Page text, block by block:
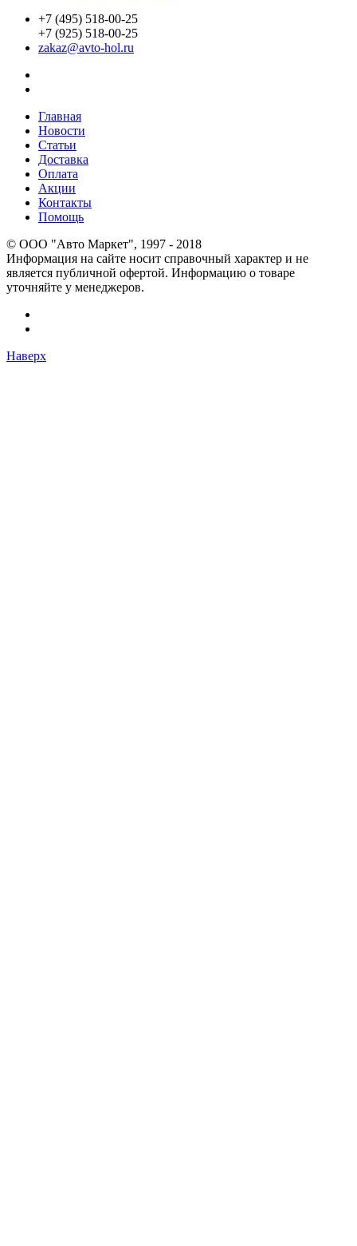
+7 (495) 518-00-25
+7 (925) 518-00-25
zakaz@avto-hol.ru
Главная
Новости
Статьи
Доставка
Оплата
Акции
Контакты
Помощь
© OOO "Авто Маркет", 1997 - 2018
Информация на сайте носит справочный характер и не
является публичной офертой. Информацию о товаре
уточняйте у менеджеров.
Наверх